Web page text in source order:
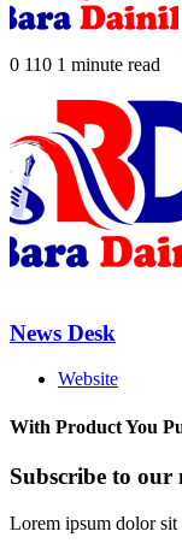
0 110 1 minute read
News Desk
Website
With Product You
Subscribe to our
Lorem ipsum dolor sit